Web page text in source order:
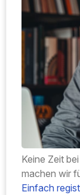
Keine Zeit
machen wir
Einfach